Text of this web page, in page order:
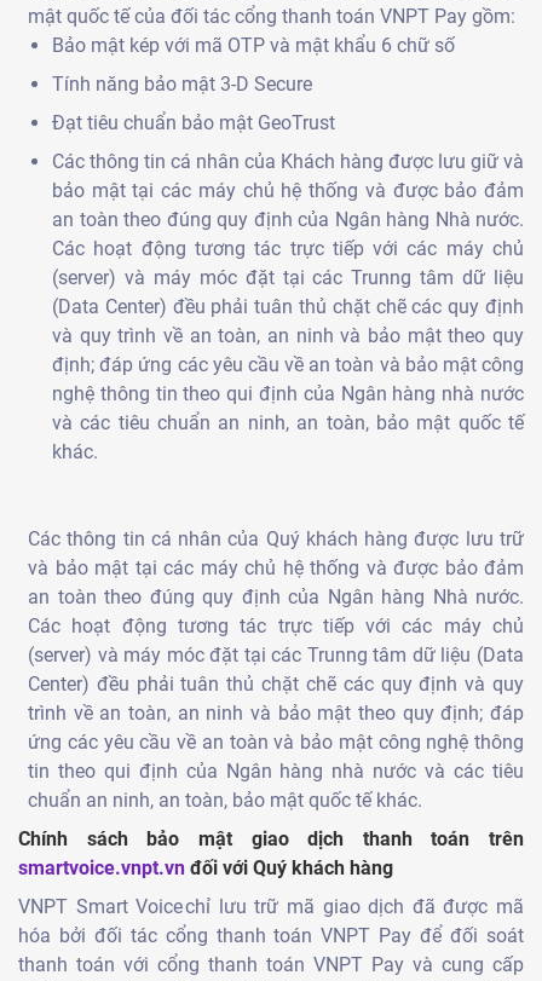
mật quốc tế của đối tác cổng thanh toán VNPT Pay gồm:
Bảo mật kép với mã OTP và mật khẩu 6 chữ số
Tính năng bảo mật 3-D Secure
Đạt tiêu chuẩn bảo mật GeoTrust
Các thông tin cá nhân của Khách hàng được lưu giữ và
bảo mật tại các máy chủ hệ thống và được bảo đảm
an toàn theo đúng quy định của Ngân hàng Nhà nước.
Các hoạt động tương tác trực tiếp với các máy chủ
(server) và máy móc đặt tại các Trunng tâm dữ liệu
(Data Center) đều phải tuân thủ chặt chẽ các quy định
và quy trình về an toàn, an ninh và bảo mật theo quy
định; đáp ứng các yêu cầu về an toàn và bảo mật công
nghệ thông tin theo qui định của Ngân hàng nhà nước
và các tiêu chuẩn an ninh, an toàn, bảo mật quốc tế
khác.
Các thông tin cá nhân của Quý khách hàng được lưu trữ
và bảo mật tại các máy chủ hệ thống và được bảo đảm
an toàn theo đúng quy định của Ngân hàng Nhà nước.
Các hoạt động tương tác trực tiếp với các máy chủ
(server) và máy móc đặt tại các Trunng tâm dữ liệu (Data
Center) đều phải tuân thủ chặt chẽ các quy định và quy
trình về an toàn, an ninh và bảo mật theo quy định; đáp
ứng các yêu cầu về an toàn và bảo mật công nghệ thông
tin theo qui định của Ngân hàng nhà nước và các tiêu
chuẩn an ninh, an toàn, bảo mật quốc tế khác.
Chính sách bảo mật giao dịch thanh toán trên
smartvoice.vnpt.vn đối với Quý khách hàng
VNPT Smart Voice chỉ lưu trữ mã giao dịch đã được mã
hóa bởi đối tác cổng thanh toán VNPT Pay để đối soát
thanh toán với cổng thanh toán VNPT Pay và cung cấp